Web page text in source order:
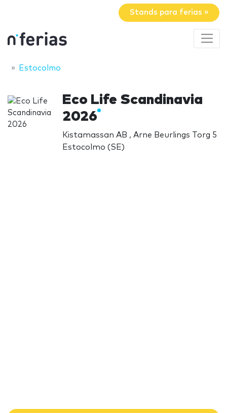
Stands para ferias »
Estocolmo
Eco Life Scandinavia
2026
Kistamassan AB , Arne Beurlings Torg 5
Estocolmo (SE)